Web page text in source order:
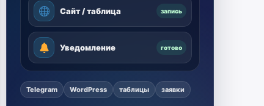
Сайт / таблица запись
Уведомление готово
Telegram WordPress таблицы заявки